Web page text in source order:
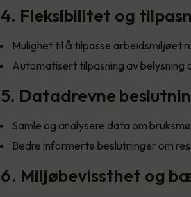
4. Fleksibilitet og
Mulighet til å tilpasse arbeidsmiljøet
Automatisert tilpasning av belysning
5. Datadrevne
Samle og analysere data om
Bedre informerte beslutninger om
6. Miljøbevissthet og